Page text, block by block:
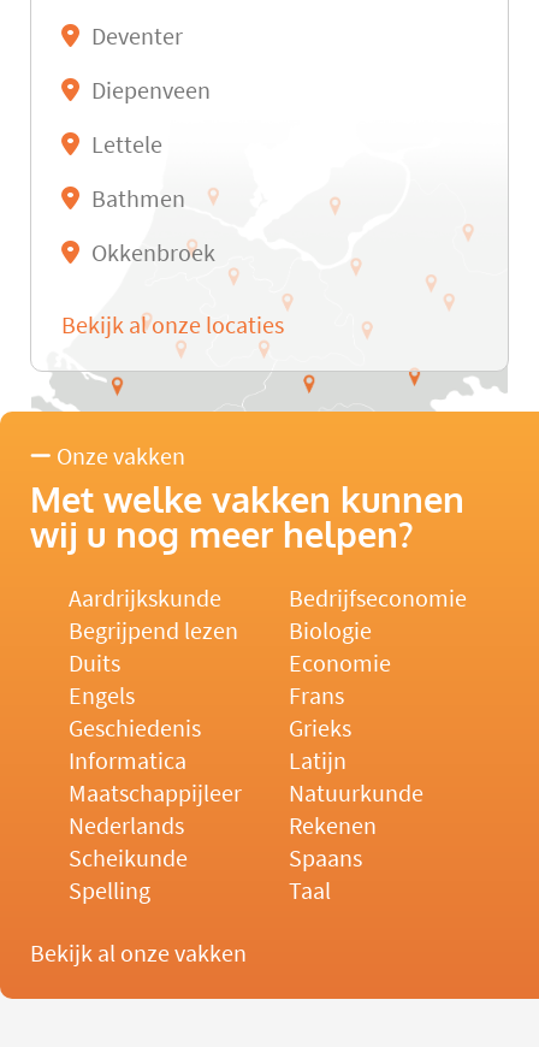
Deventer
Diepenveen
Lettele
Bathmen
Okkenbroek
Bekijk al onze locaties
Onze vakken
Met welke vakken kunnen
wij u nog meer helpen?
Aardrijkskunde
Bedrijfseconomie
Begrijpend lezen
Biologie
Duits
Economie
Engels
Frans
Geschiedenis
Grieks
Informatica
Latijn
Maatschappijleer
Natuurkunde
Nederlands
Rekenen
Scheikunde
Spaans
Spelling
Taal
Bekijk al onze vakken